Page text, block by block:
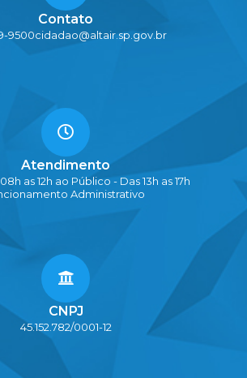
Contato
9500cidadao@altair.sp.gov.br
Atendimento
as 12h ao Público - Das 13h as 17h
Administrativo
CNPJ
45.152.782/0001-12